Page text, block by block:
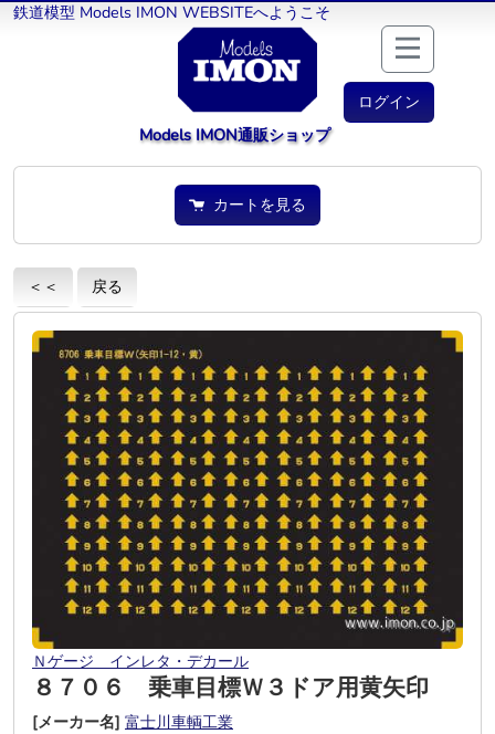
鉄道模型 Models IMON WEBSITEへようこそ
ログイン
Models IMON通販ショップ
カートを見る
＜＜ 戻る
Ｎゲージ インレタ・デカール
８７０６ 乗車目標Ｗ３ドア用黄矢印
[メーカー名] 富士川車輌工業